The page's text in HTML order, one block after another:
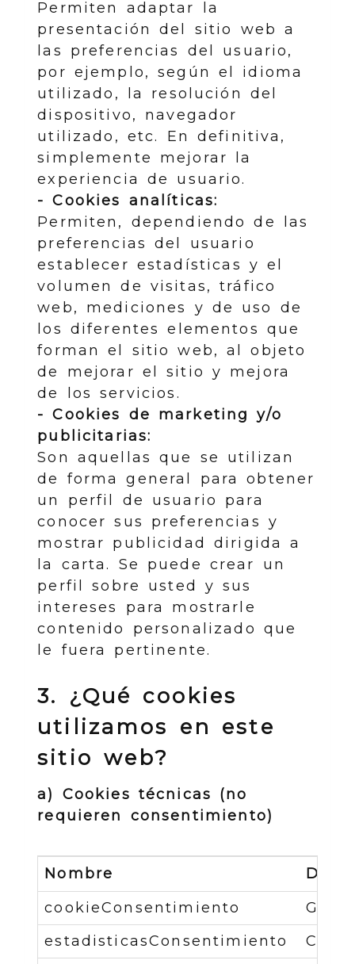
Permiten adaptar la
presentación del sitio web a
las preferencias del usuario,
por ejemplo, según el idioma
utilizado, la resolución del
dispositivo, navegador
utilizado, etc. En definitiva,
simplemente mejorar la
experiencia de usuario.
- Cookies analíticas:
Permiten, dependiendo de las
preferencias del usuario
establecer estadísticas y el
volumen de visitas, tráfico
web, mediciones y de uso de
los diferentes elementos que
forman el sitio web, al objeto
de mejorar el sitio y mejora
de los servicios.
- Cookies de marketing y/o
publicitarias:
Son aquellas que se utilizan
de forma general para obtener
un perfil de usuario para
conocer sus preferencias y
mostrar publicidad dirigida a
la carta. Se puede crear un
perfil sobre usted y sus
intereses para mostrarle
contenido personalizado que
le fuera pertinente.
3. ¿Qué cookies
utilizamos en este
sitio web?
a) Cookies técnicas (no
requieren consentimiento)
Nombre
cookieConsentimiento
estadisticasConsentimiento